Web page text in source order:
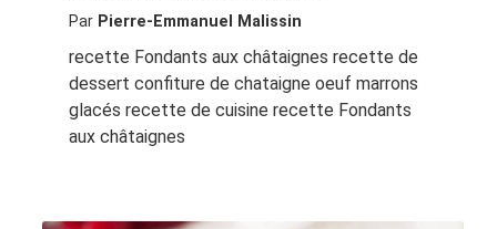
Par Pierre-Emmanuel Malissin
recette Fondants aux châtaignes recette de
dessert confiture de chataigne oeuf marrons
glacés recette de cuisine recette Fondants
aux châtaignes